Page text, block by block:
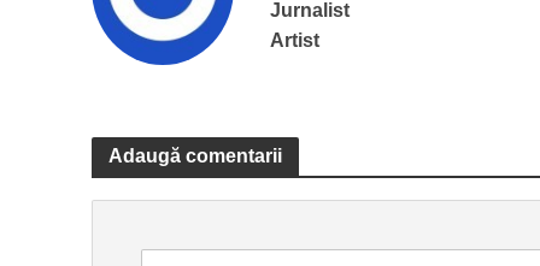
Jurnalist
Artist
Adaugă comentarii